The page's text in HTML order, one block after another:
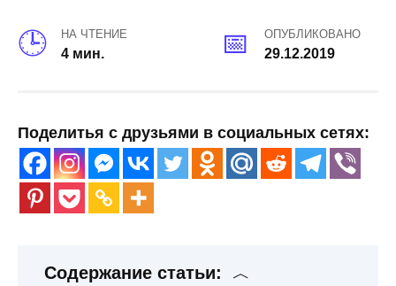
НА ЧТЕНИЕ
4 мин.
ОПУБЛИКОВАНО
29.12.2019
Поделитья с друзьями в социальных сетях:
Содержание статьи: